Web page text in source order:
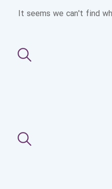
It seems we can't find